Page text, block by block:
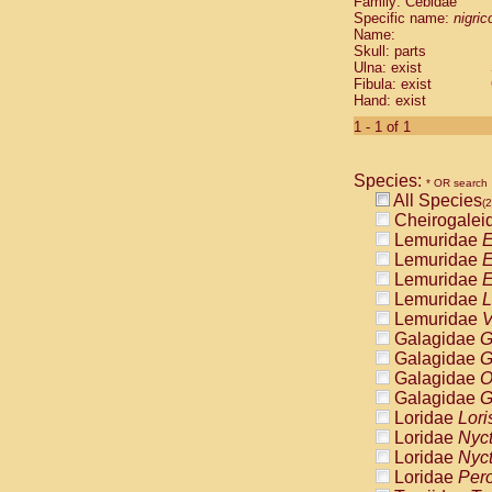
Cebidae
Cebidae
Cebidae
Cebidae
Cebidae
Cebidae
Cebidae
Cebidae
Cebidae
Cebidae
Cebidae
Cebidae
Atelidae
Atelidae
Atelidae
Atelidae
Atelidae
Atelidae
Atelidae
Atelidae
Atelidae
Atelidae
Pitheciidae
Specific name:
Name:
Skull: parts
Ulna: exist
Fibula: exist
Hand: exist
1 - 1 of 1
Species: * OR search
All Species
Lemuridae
Lemuridae
Lemuridae
Lemuridae
Lemuridae
Galagidae
Galagidae
Galagidae
Galagidae
Loridae
Loridae
Loridae
Loridae